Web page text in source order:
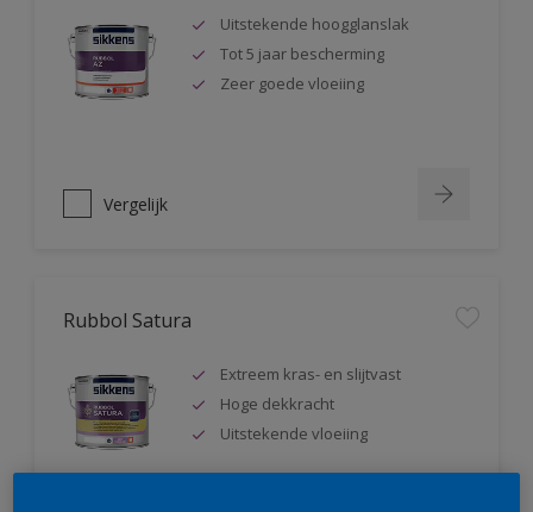
Uitstekende hoogglanslak
Tot 5 jaar bescherming
Zeer goede vloeiing
Vergelijk
Rubbol Satura
Extreem kras- en slijtvast
Hoge dekkracht
Uitstekende vloeiing